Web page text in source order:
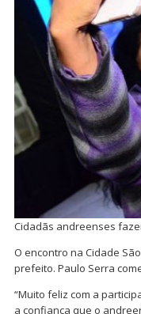
Cidadãs andreenses
O encontro na Cidade
prefeito. Paulo Serra
“Muito feliz com a
a confiança que o